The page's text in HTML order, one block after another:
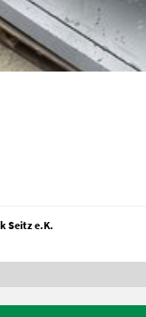
Seitz e.K.